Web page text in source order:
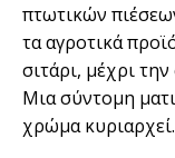
πτωτικών
τα αγροτικά
σιτάρι, μέχρι
Μια σύντομη
χρώμα κυριαρχεί.